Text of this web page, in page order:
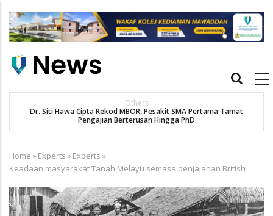
main
Main
Others
Dr. Siti Hawa Cipta Rekod MBOR, Pesakit SMA Pertama Tamat
Pengajian Berterusan Hingga PhD
Breadcrumb
Home »Experts »Experts »
Keadaan masyarakat Tanah Melayu semasa penjajahan British